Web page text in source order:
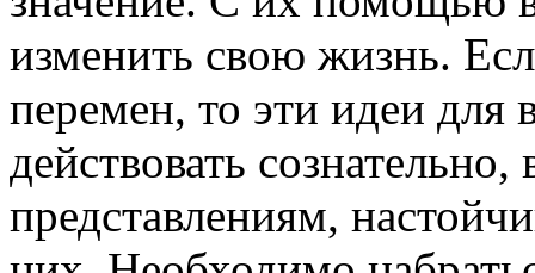
изменить свою жизнь.
перемен, то эти идеи для
действовать
представлениям,